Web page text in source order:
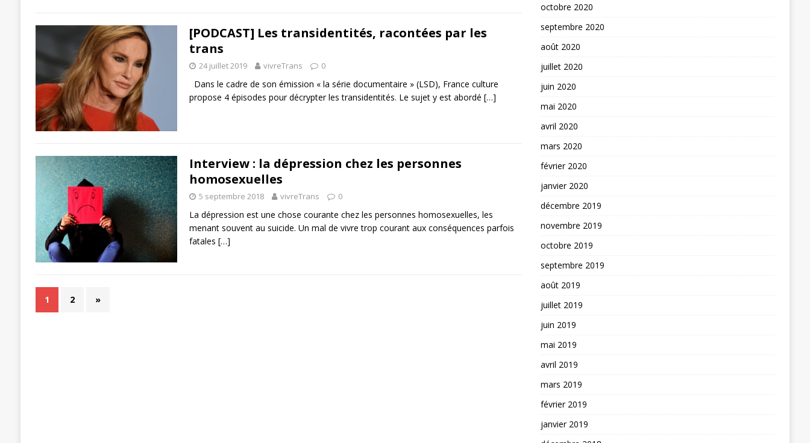
[PODCAST] Les transidentités, racontées par les
trans
24 juillet 2019 vivreTrans 0
Dans le cadre de son émission « la série documentaire » (LSD), France culture
propose 4 épisodes pour décrypter les transidentités. Le sujet y est abordé […]
Interview : la dépression chez les personnes
homosexuelles
5 septembre 2018 vivreTrans 0
La dépression est une chose courante chez les personnes homosexuelles, les
menant souvent au suicide. Un mal de vivre trop courant aux conséquences parfois
fatales […]
1 2 »
octobre 2020
septembre 2020
août 2020
juillet 2020
juin 2020
mai 2020
avril 2020
mars 2020
février 2020
janvier 2020
décembre 2019
novembre 2019
octobre 2019
septembre 2019
août 2019
juillet 2019
juin 2019
mai 2019
avril 2019
mars 2019
février 2019
janvier 2019